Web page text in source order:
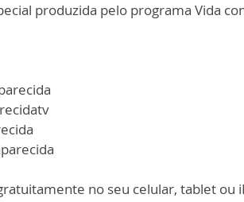
produzida pelo programa Vida
no seu celular, tablet ou